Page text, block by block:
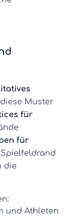
Muster
für
für
die
und Athleten